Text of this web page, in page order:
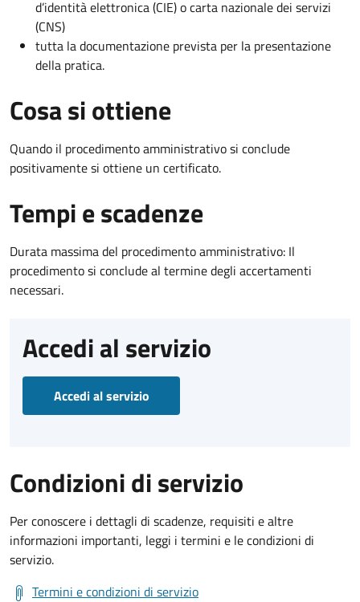
d’identità elettronica (CIE) o carta nazionale dei servizi
(CNS)
tutta la documentazione prevista per la presentazione
della pratica.
Cosa si ottiene
Quando il procedimento amministrativo si conclude
positivamente si ottiene un certificato.
Tempi e scadenze
Durata massima del procedimento amministrativo: Il
procedimento si conclude al termine degli accertamenti
necessari.
Accedi al servizio
Accedi al servizio
Condizioni di servizio
Per conoscere i dettagli di scadenze, requisiti e altre
informazioni importanti, leggi i termini e le condizioni di
servizio.
Termini e condizioni di servizio